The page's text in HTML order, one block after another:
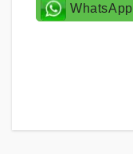
WhatsApp